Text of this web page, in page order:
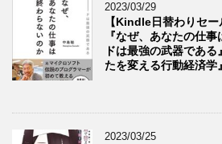
2023/03/29
【Kindle日替わりセ
『なぜ、あなたの仕
ドは最強の武器であ
たを変える行動経済
2023/03/25